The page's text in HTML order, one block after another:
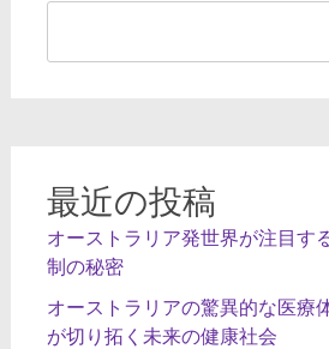
最近の投稿
オーストラリア発世界が注目す
制の秘密
オーストラリアの驚異的な医療
が切り拓く未来の健康社会